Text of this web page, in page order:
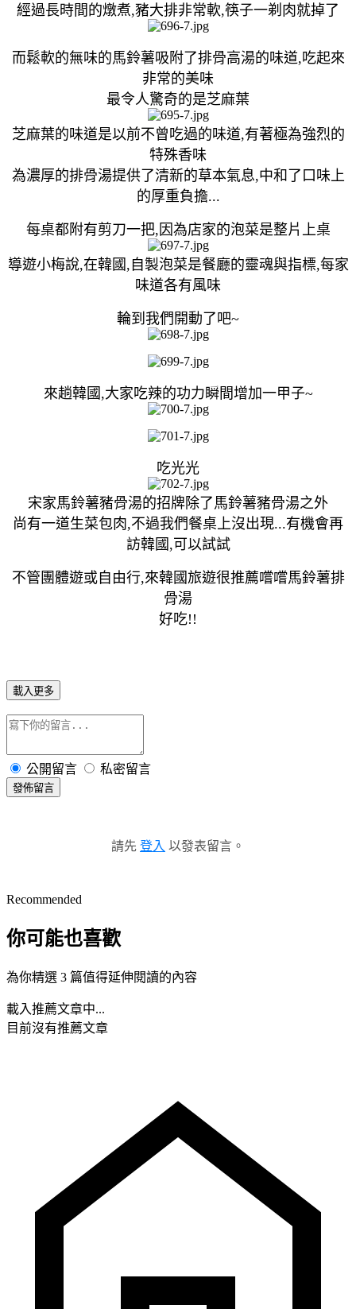
經過長時間的燉煮,豬大排非常軟,筷子一剃肉就掉了
而鬆軟的無味的馬鈴薯吸附了排骨高湯的味道,吃起來
非常的美味
最令人驚奇的是芝麻葉
芝麻葉的味道是以前不曾吃過的味道,有著極為強烈的
特殊香味
為濃厚的排骨湯提供了清新的草本氣息,中和了口味上
的厚重負擔...
每桌都附有剪刀一把,因為店家的泡菜是整片上桌
導遊小梅說,在韓國,自製泡菜是餐廳的靈魂與指標,每家
味道各有風味
輪到我們開動了吧~
來趟韓國,大家吃辣的功力瞬間增加一甲子~
吃光光
宋家馬鈴薯豬骨湯的招牌除了馬鈴薯豬骨湯之外
尚有一道生菜包肉,不過我們餐桌上沒出現...有機會再
訪韓國,可以試試
不管團體遊或自由行,來韓國旅遊很推薦嚐嚐馬鈴薯排
骨湯
好吃!!
載入更多
公開留言 私密留言
發佈留言
請先 登入 以發表留言。
Recommended
你可能也喜歡
為你精選 3 篇值得延伸閱讀的內容
載入推薦文章中...
目前沒有推薦文章